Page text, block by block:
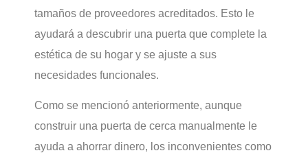
tamaños de proveedores acreditados. Esto le
ayudará a descubrir una puerta que complete la
estética de su hogar y se ajuste a sus
necesidades funcionales.
Como se mencionó anteriormente, aunque
construir una puerta de cerca manualmente le
ayuda a ahorrar dinero, los inconvenientes como